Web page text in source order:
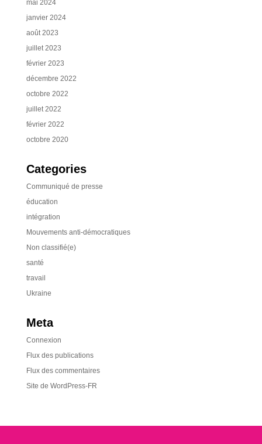
mai 2024
janvier 2024
août 2023
juillet 2023
février 2023
décembre 2022
octobre 2022
juillet 2022
février 2022
octobre 2020
Categories
Communiqué de presse
éducation
intégration
Mouvements anti-démocratiques
Non classifié(e)
santé
travail
Ukraine
Meta
Connexion
Flux des publications
Flux des commentaires
Site de WordPress-FR